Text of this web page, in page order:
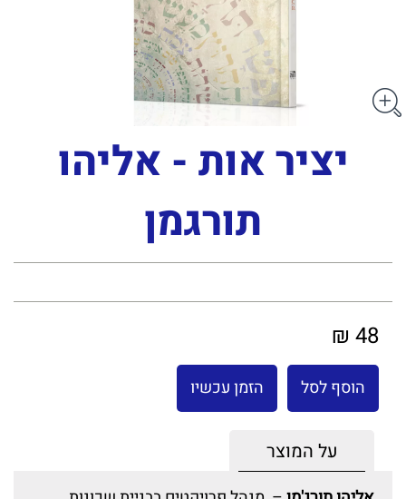
יציר אות - אליהו
תורגמן
48 ₪
הוסף לסל הזמן עכשיו
על המוצר